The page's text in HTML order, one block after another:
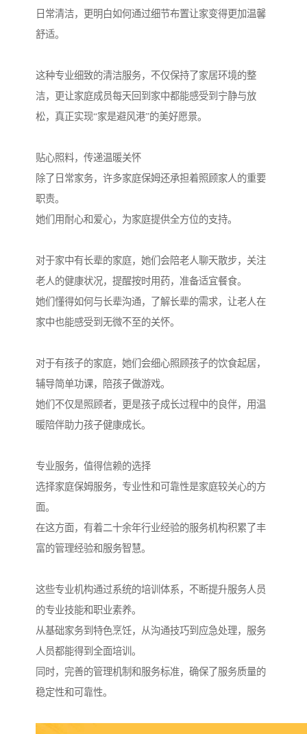
日常清洁，更明白如何通过细节布置让家变得更加温馨
舒适。
这种专业细致的清洁服务，不仅保持了家居环境的整
洁，更让家庭成员每天回到家中都能感受到宁静与放
松，真正实现“家是避风港”的美好愿景。
贴心照料，传递温暖关怀
除了日常家务，许多家庭保姆还承担着照顾家人的重要
职责。
她们用耐心和爱心，为家庭提供全方位的支持。
对于家中有长辈的家庭，她们会陪老人聊天散步，关注
老人的健康状况，提醒按时用药，准备适宜餐食。
她们懂得如何与长辈沟通，了解长辈的需求，让老人在
家中也能感受到无微不至的关怀。
对于有孩子的家庭，她们会细心照顾孩子的饮食起居，
辅导简单功课，陪孩子做游戏。
她们不仅是照顾者，更是孩子成长过程中的良伴，用温
暖陪伴助力孩子健康成长。
专业服务，值得信赖的选择
选择家庭保姆服务，专业性和可靠性是家庭较关心的方
面。
在这方面，有着二十余年行业经验的服务机构积累了丰
富的管理经验和服务智慧。
这些专业机构通过系统的培训体系，不断提升服务人员
的专业技能和职业素养。
从基础家务到特色烹饪，从沟通技巧到应急处理，服务
人员都能得到全面培训。
同时，完善的管理机制和服务标准，确保了服务质量的
稳定性和可靠性。